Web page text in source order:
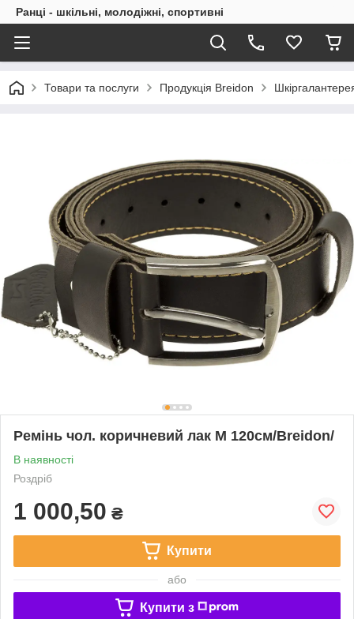
Ранці - шкільні, молодіжні, спортивні
Товари та послуги Продукція Breidon
Ремінь чол. коричневий лак M 120см/Breidon/
В наявності
Роздріб
1 000,50 ₴
Купити
або
Купити з